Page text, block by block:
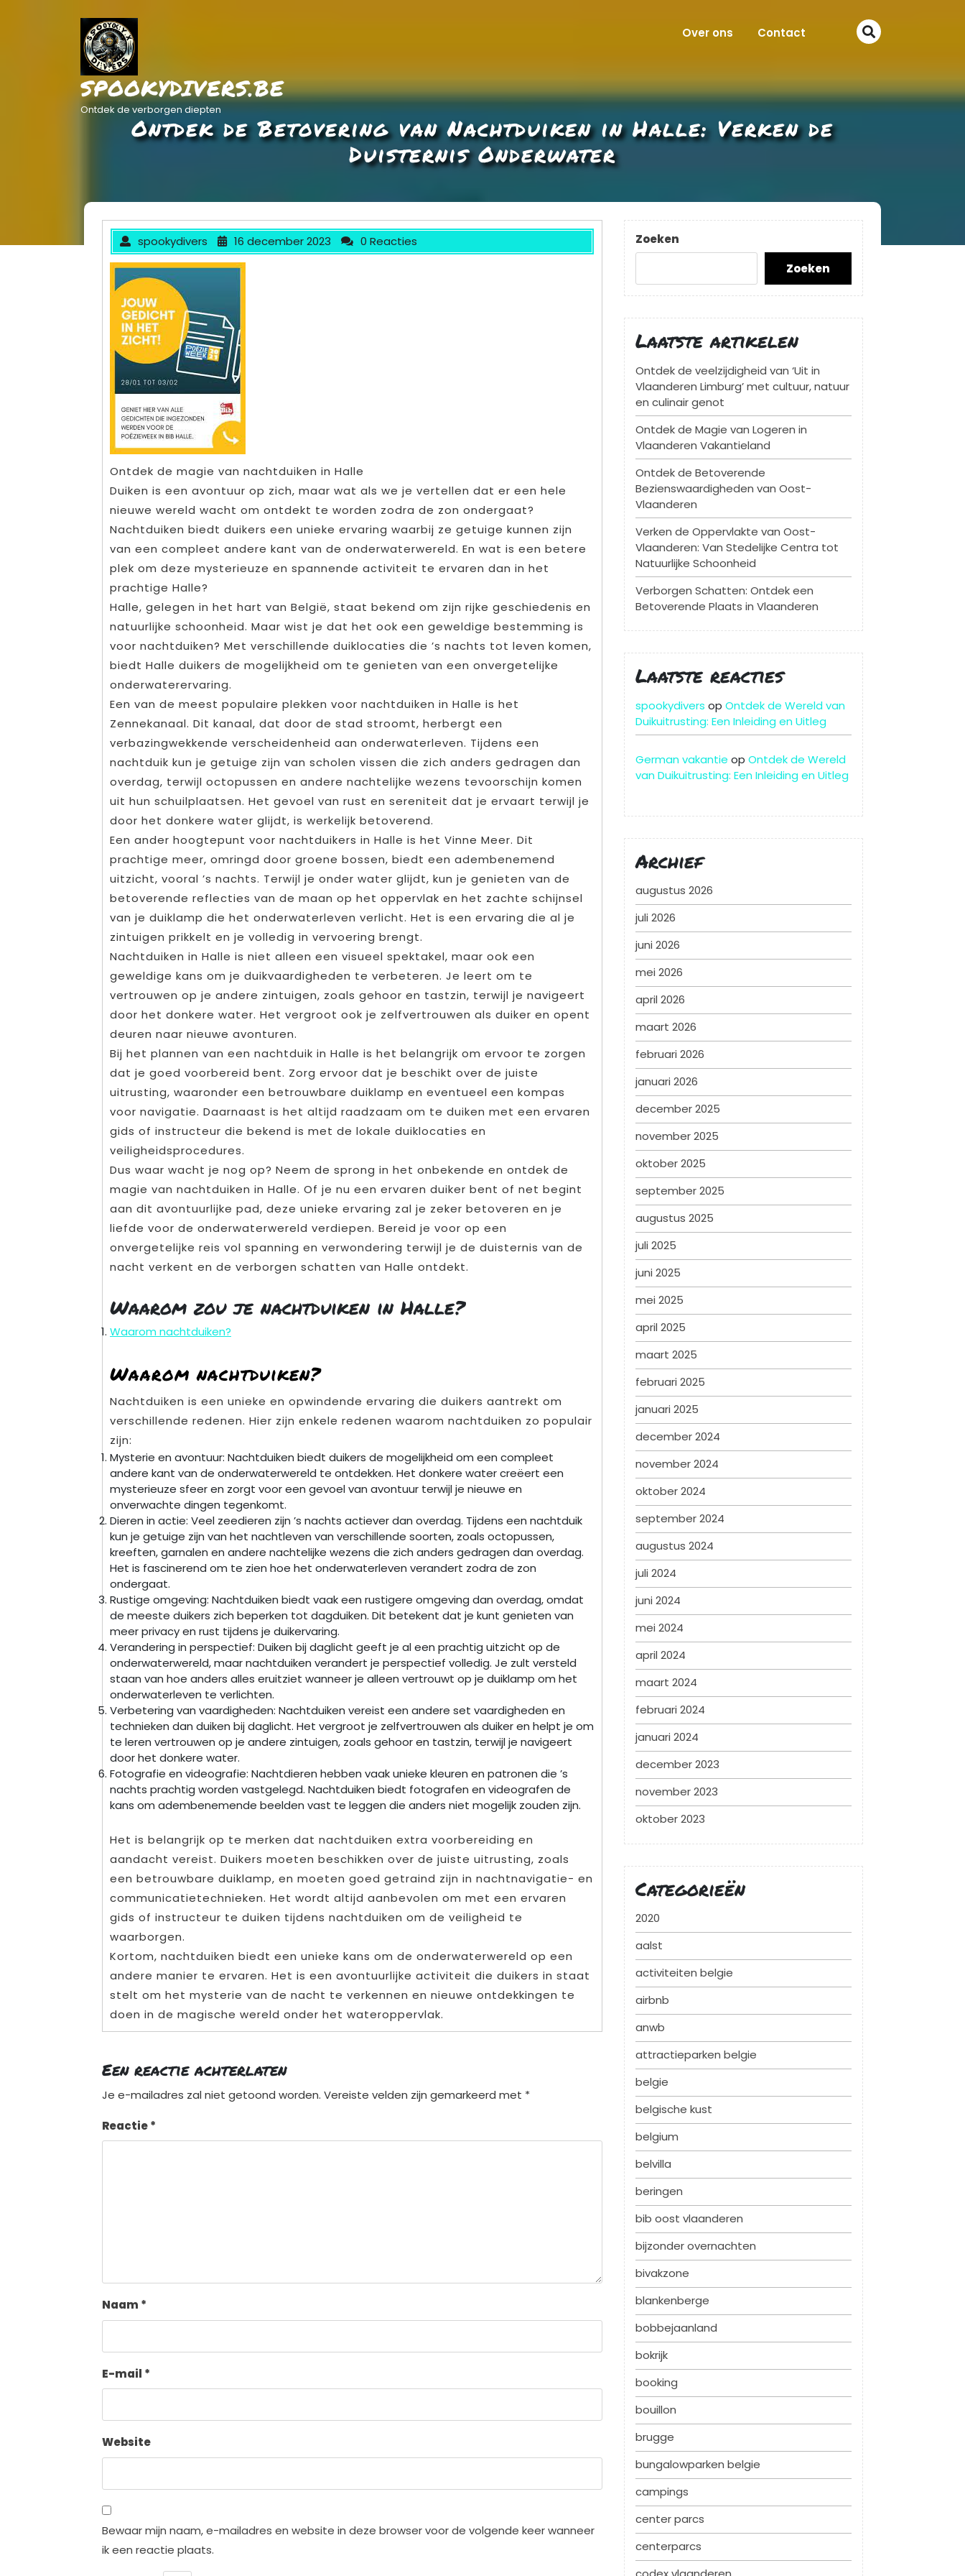
SPOOKYDIVERS.BE
Ontdek de verborgen diepten
Over ons Contact
Ontdek de Betovering van Nachtduiken in Halle: Verken de
Duisternis Onderwater
spookydivers 16 december 2023 0 Reacties
Ontdek de magie van nachtduiken in Halle
Duiken is een avontuur op zich, maar wat als we je vertellen dat er een hele
nieuwe wereld wacht om ontdekt te worden zodra de zon ondergaat?
Nachtduiken biedt duikers een unieke ervaring waarbij ze getuige kunnen zijn
van een compleet andere kant van de onderwaterwereld. En wat is een betere
plek om deze mysterieuze en spannende activiteit te ervaren dan in het
prachtige Halle?
Halle, gelegen in het hart van België, staat bekend om zijn rijke geschiedenis en
natuurlijke schoonheid. Maar wist je dat het ook een geweldige bestemming is
voor nachtduiken? Met verschillende duiklocaties die ’s nachts tot leven komen,
biedt Halle duikers de mogelijkheid om te genieten van een onvergetelijke
onderwaterervaring.
Een van de meest populaire plekken voor nachtduiken in Halle is het
Zennekanaal. Dit kanaal, dat door de stad stroomt, herbergt een
verbazingwekkende verscheidenheid aan onderwaterleven. Tijdens een
nachtduik kun je getuige zijn van scholen vissen die zich anders gedragen dan
overdag, terwijl octopussen en andere nachtelijke wezens tevoorschijn komen
uit hun schuilplaatsen. Het gevoel van rust en sereniteit dat je ervaart terwijl je
door het donkere water glijdt, is werkelijk betoverend.
Een ander hoogtepunt voor nachtduikers in Halle is het Vinne Meer. Dit
prachtige meer, omringd door groene bossen, biedt een adembenemend
uitzicht, vooral ’s nachts. Terwijl je onder water glijdt, kun je genieten van de
betoverende reflecties van de maan op het oppervlak en het zachte schijnsel
van je duiklamp die het onderwaterleven verlicht. Het is een ervaring die al je
zintuigen prikkelt en je volledig in vervoering brengt.
Nachtduiken in Halle is niet alleen een visueel spektakel, maar ook een
geweldige kans om je duikvaardigheden te verbeteren. Je leert om te
vertrouwen op je andere zintuigen, zoals gehoor en tastzin, terwijl je navigeert
door het donkere water. Het vergroot ook je zelfvertrouwen als duiker en opent
deuren naar nieuwe avonturen.
Bij het plannen van een nachtduik in Halle is het belangrijk om ervoor te zorgen
dat je goed voorbereid bent. Zorg ervoor dat je beschikt over de juiste
uitrusting, waaronder een betrouwbare duiklamp en eventueel een kompas
voor navigatie. Daarnaast is het altijd raadzaam om te duiken met een ervaren
gids of instructeur die bekend is met de lokale duiklocaties en
veiligheidsprocedures.
Dus waar wacht je nog op? Neem de sprong in het onbekende en ontdek de
magie van nachtduiken in Halle. Of je nu een ervaren duiker bent of net begint
aan dit avontuurlijke pad, deze unieke ervaring zal je zeker betoveren en je
liefde voor de onderwaterwereld verdiepen. Bereid je voor op een
onvergetelijke reis vol spanning en verwondering terwijl je de duisternis van de
nacht verkent en de verborgen schatten van Halle ontdekt.
Waarom zou je nachtduiken in Halle?
Waarom nachtduiken?
Waarom nachtduiken?
Nachtduiken is een unieke en opwindende ervaring die duikers aantrekt om
verschillende redenen. Hier zijn enkele redenen waarom nachtduiken zo populair
zijn:
Mysterie en avontuur: Nachtduiken biedt duikers de mogelijkheid om een compleet
andere kant van de onderwaterwereld te ontdekken. Het donkere water creëert een
mysterieuze sfeer en zorgt voor een gevoel van avontuur terwijl je nieuwe en
onverwachte dingen tegenkomt.
Dieren in actie: Veel zeedieren zijn ’s nachts actiever dan overdag. Tijdens een nachtduik
kun je getuige zijn van het nachtleven van verschillende soorten, zoals octopussen,
kreeften, garnalen en andere nachtelijke wezens die zich anders gedragen dan overdag.
Het is fascinerend om te zien hoe het onderwaterleven verandert zodra de zon
ondergaat.
Rustige omgeving: Nachtduiken biedt vaak een rustigere omgeving dan overdag, omdat
de meeste duikers zich beperken tot dagduiken. Dit betekent dat je kunt genieten van
meer privacy en rust tijdens je duikervaring.
Verandering in perspectief: Duiken bij daglicht geeft je al een prachtig uitzicht op de
onderwaterwereld, maar nachtduiken verandert je perspectief volledig. Je zult versteld
staan van hoe anders alles eruitziet wanneer je alleen vertrouwt op je duiklamp om het
onderwaterleven te verlichten.
Verbetering van vaardigheden: Nachtduiken vereist een andere set vaardigheden en
technieken dan duiken bij daglicht. Het vergroot je zelfvertrouwen als duiker en helpt je om
te leren vertrouwen op je andere zintuigen, zoals gehoor en tastzin, terwijl je navigeert
door het donkere water.
Fotografie en videografie: Nachtdieren hebben vaak unieke kleuren en patronen die ’s
nachts prachtig worden vastgelegd. Nachtduiken biedt fotografen en videografen de
kans om adembenemende beelden vast te leggen die anders niet mogelijk zouden zijn.
Het is belangrijk op te merken dat nachtduiken extra voorbereiding en
aandacht vereist. Duikers moeten beschikken over de juiste uitrusting, zoals
een betrouwbare duiklamp, en moeten goed getraind zijn in nachtnavigatie- en
communicatietechnieken. Het wordt altijd aanbevolen om met een ervaren
gids of instructeur te duiken tijdens nachtduiken om de veiligheid te
waarborgen.
Kortom, nachtduiken biedt een unieke kans om de onderwaterwereld op een
andere manier te ervaren. Het is een avontuurlijke activiteit die duikers in staat
stelt om het mysterie van de nacht te verkennen en nieuwe ontdekkingen te
doen in de magische wereld onder het wateroppervlak.
Een reactie achterlaten
Je e-mailadres zal niet getoond worden. Vereiste velden zijn gemarkeerd met *
Reactie*
Naam *
E-mail *
Website
Bewaar mijn naam, e-mailadres en website in deze browser voor de volgende keer wanneer
ik een reactie plaats.
Zoeken
Zoeken
Laatste artikelen
Ontdek de veelzijdigheid van ‘Uit in
Vlaanderen Limburg’ met cultuur, natuur
en culinair genot
Ontdek de Magie van Logeren in
Vlaanderen Vakantieland
Ontdek de Betoverende
Bezienswaardigheden van Oost-
Vlaanderen
Verken de Oppervlakte van Oost-
Vlaanderen: Van Stedelijke Centra tot
Natuurlijke Schoonheid
Verborgen Schatten: Ontdek een
Betoverende Plaats in Vlaanderen
Laatste reacties
spookydivers op Ontdek de Wereld van
Duikuitrusting: Een Inleiding en Uitleg
German vakantie op Ontdek de Wereld
van Duikuitrusting: Een Inleiding en Uitleg
Archief
augustus 2026
juli 2026
juni 2026
mei 2026
april 2026
maart 2026
februari 2026
januari 2026
december 2025
november 2025
oktober 2025
september 2025
augustus 2025
juli 2025
juni 2025
mei 2025
april 2025
maart 2025
februari 2025
januari 2025
december 2024
november 2024
oktober 2024
september 2024
augustus 2024
juli 2024
juni 2024
mei 2024
april 2024
maart 2024
februari 2024
januari 2024
december 2023
november 2023
oktober 2023
Categorieën
2020
aalst
activiteiten belgie
airbnb
anwb
attractieparken belgie
belgie
belgische kust
belgium
belvilla
beringen
bib oost vlaanderen
bijzonder overnachten
bivakzone
blankenberge
bobbejaanland
bokrijk
booking
bouillon
brugge
bungalowparken belgie
campings
center parcs
centerparcs